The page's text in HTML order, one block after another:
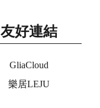
友好連結
GliaCloud
樂居LEJU